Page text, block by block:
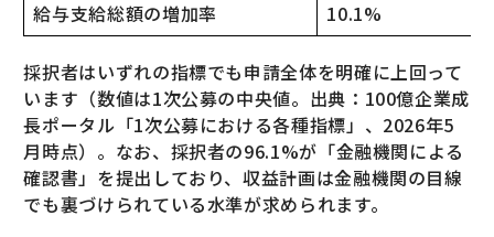
給与支給総額の増加率
10.1%
採択者はいずれの指標でも申請全体を明確に上回って
います（数値は1次公募の中央値。出典：100億企業成
長ポータル「1次公募における各種指標」、2026年5
月時点）。なお、採択者の96.1%が「金融機関による
確認書」を提出しており、収益計画は金融機関の目線
でも裏づけられている水準が求められます。